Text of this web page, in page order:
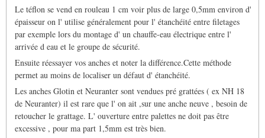
Le téflon se vend en rouleau 1 cm voir plus de large 0,5mm environ d'
épaisseur on l' utilise généralement pour l' étanchéité entre filetages
par exemple lors du montage d' un chauffe-eau électrique entre l'
arrivée d eau et le groupe de sécurité.
Ensuite réessayer vos anches et noter la différence.Cette méthode
permet au moins de localiser un défaut d' étanchéité.
Les anches Glotin et Neuranter sont vendues pré grattées ( ex NH 18
de Neuranter) il est rare que l' on ait ,sur une anche neuve , besoin de
retoucher le grattage. L' ouverture entre palettes ne doit pas être
excessive , pour ma part 1,5mm est très bien.